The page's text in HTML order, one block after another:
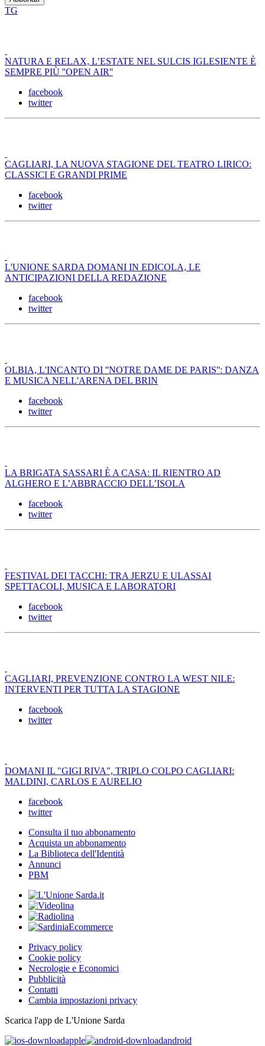
TG
NATURA E RELAX, L’ESTATE NEL SULCIS IGLESIENTE È
SEMPRE PIÙ ''OPEN AIR''
facebook
twitter
CAGLIARI, LA NUOVA STAGIONE DEL TEATRO LIRICO:
CLASSICI E GRANDI PRIME
facebook
twitter
L'UNIONE SARDA DOMANI IN EDICOLA, LE
ANTICIPAZIONI DELLA REDAZIONE
facebook
twitter
OLBIA, L'INCANTO DI ''NOTRE DAME DE PARIS'': DANZA
E MUSICA NELL'ARENA DEL BRIN
facebook
twitter
LA BRIGATA SASSARI È A CASA: IL RIENTRO AD
ALGHERO E L’ABBRACCIO DELL’ISOLA
facebook
twitter
FESTIVAL DEI TACCHI: TRA JERZU E ULASSAI
SPETTACOLI, MUSICA E LABORATORI
facebook
twitter
CAGLIARI, PREVENZIONE CONTRO LA WEST NILE:
INTERVENTI PER TUTTA LA STAGIONE
facebook
twitter
DOMANI IL "GIGI RIVA", TRIPLO COLPO CAGLIARI:
MALDINI, CARLOS E AURELIO
facebook
twitter
Consulta il tuo abbonamento
Acquista un abbonamento
La Biblioteca dell'Identità
Annunci
PBM
Privacy policy
Cookie policy
Necrologie e Economici
Pubblicità
Contatti
Cambia impostazioni privacy
Scarica l'app de L'Unione Sarda
apple
android